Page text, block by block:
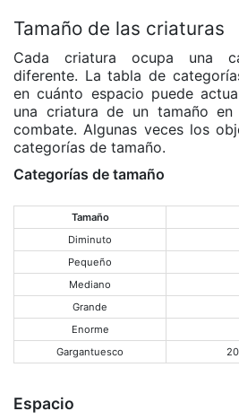
Tamaño de las criaturas
Cada criatura ocupa una
diferente. La tabla de
en cuánto espacio puede
una criatura de un tamaño
combate. Algunas veces los
categorías de tamaño.
Categorías de tamaño
Tamaño
Diminuto
Pequeño
Mediano
Grande
Enorme
Gargantuesco
Espacio